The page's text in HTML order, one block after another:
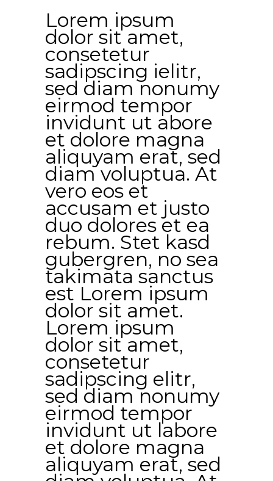
Lorem ipsum
dolor sit amet,
consetetur
sadipscing ielitr,
sed diam nonumy
eirmod tempor
invidunt ut abore
et dolore magna
aliquyam erat, sed
diam voluptua. At
vero eos et
accusam et justo
duo dolores et ea
rebum. Stet kasd
gubergren, no sea
takimata sanctus
est Lorem ipsum
dolor sit amet.
Lorem ipsum
dolor sit amet,
consetetur
sadipscing elitr,
sed diam nonumy
eirmod tempor
invidunt ut labore
et dolore magna
aliquyam erat, sed